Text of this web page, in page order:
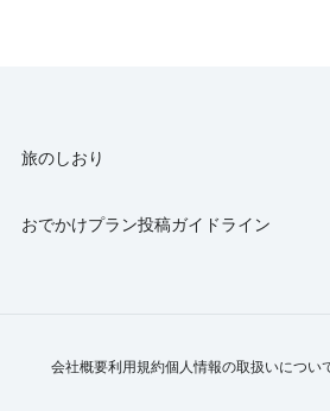
旅のしおり
おでかけプラン投稿ガイドライン
会社概要利用規約個人情報の取扱いについ